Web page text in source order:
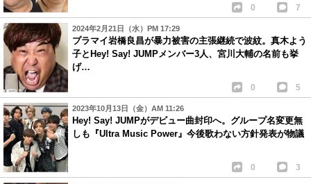
0 7
2024年2月21日（水）PM 17:29
プラマイ岩橋良昌が暴力被害の主張継続で波紋。真木よう
子とHey! Say! JUMPメンバー3人、宮川大輔の名前も挙
げ…
0 5
2023年10月13日（金）AM 11:26
Hey! Say! JUMPがデビュー曲封印へ。グループ名変更無
しも『Ultra Music Power』今後歌わない方針発表が物議
0 3